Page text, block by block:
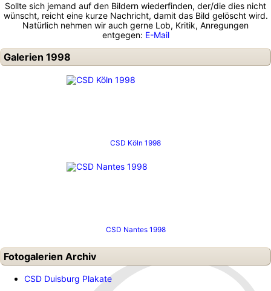
Sollte sich jemand auf den Bildern wiederfinden, der/die dies nicht
wünscht, reicht eine kurze Nachricht, damit das Bild gelöscht wird.
Natürlich nehmen wir auch gerne Lob, Kritik, Anregungen
entgegen: E-Mail
Galerien 1998
CSD Köln 1998
CSD Nantes 1998
Fotogalerien Archiv
CSD Duisburg Plakate